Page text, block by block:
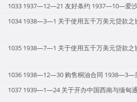
1033 1937—12—21 友好条约 1937—10—爱
1034 1938—3—1 关于使用五千万美元贷款
1035 1938—7—1 关于使用五千万美元贷款
1036 1938—12—30 购售桐油合同 1938—3—
1037 1939—1—24 关于开办中国西南与缅甸